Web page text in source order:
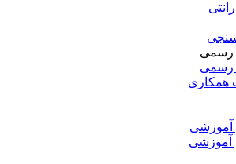
رسمی
رسمی
همکاری
آموزشی
آموزشی